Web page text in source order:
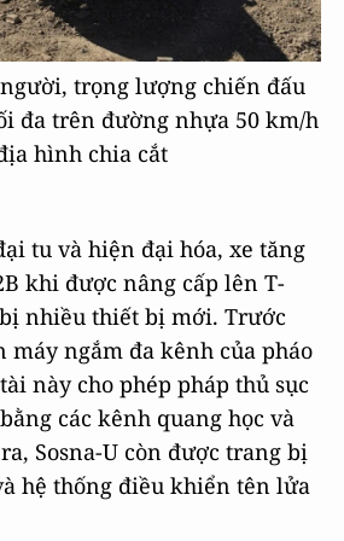
trọng lượng chiến đấu
đa trên đường nhựa 50 km/h
hình chia cắt
tu và hiện đại hóa, xe tăng
khi được nâng cấp lên T-
nhiều thiết bị mới. Trước
máy ngắm đa kênh của pháo
này cho phép pháp thủ sục
các kênh quang học và
Sosna-U còn được trang bị
hệ thống điều khiển tên lửa